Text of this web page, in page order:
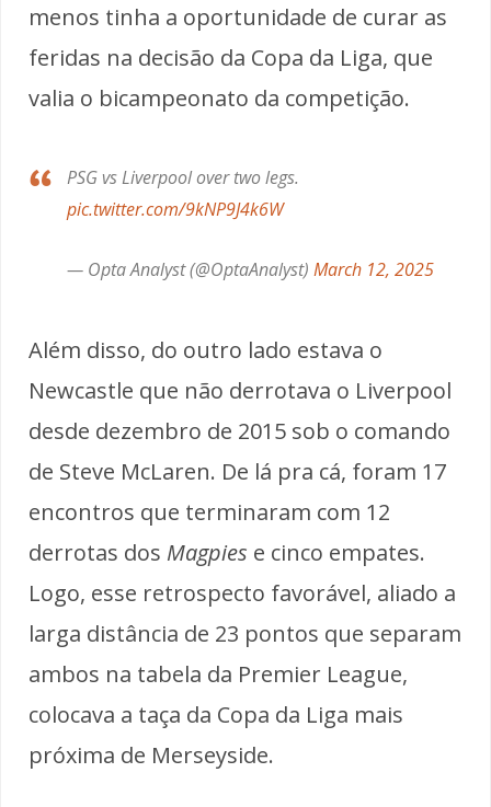
menos tinha a oportunidade de curar as
feridas na decisão da Copa da Liga, que
valia o bicampeonato da competição.
PSG vs Liverpool over two legs.
pic.twitter.com/9kNP9J4k6W
— Opta Analyst (@OptaAnalyst) March 12, 2025
Além disso, do outro lado estava o
Newcastle que não derrotava o Liverpool
desde dezembro de 2015 sob o comando
de Steve McLaren. De lá pra cá, foram 17
encontros que terminaram com 12
derrotas dos Magpies e cinco empates.
Logo, esse retrospecto favorável, aliado a
larga distância de 23 pontos que separam
ambos na tabela da Premier League,
colocava a taça da Copa da Liga mais
próxima de Merseyside.